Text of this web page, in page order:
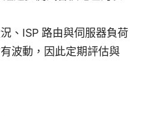
、ISP 路由與伺服器負荷
波動，因此定期評估與